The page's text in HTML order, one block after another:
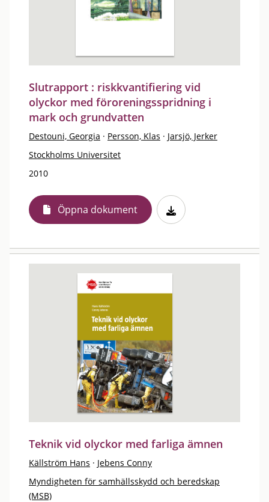
Slutrapport : riskkvantifiering vid
olyckor med föroreningsspridning i
mark och grundvatten
Destouni, Georgia · Persson, Klas · Jarsjö, Jerker
Stockholms Universitet
2010
Öppna dokument
Teknik vid olyckor med farliga ämnen
Källström Hans · Jebens Conny
Myndigheten för samhällsskydd och beredskap
(MSB)